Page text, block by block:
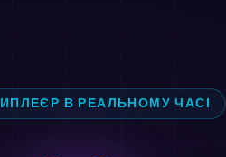
В РЕАЛЬНОМУ ЧАСІ